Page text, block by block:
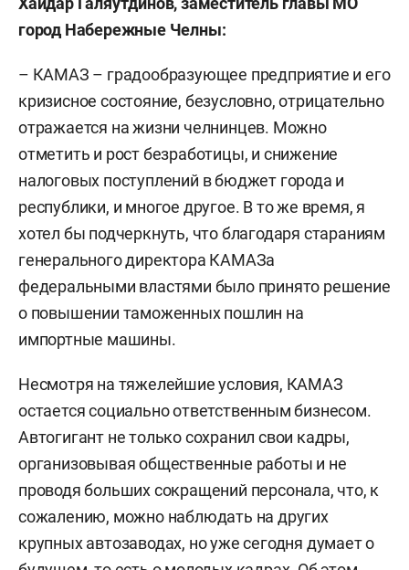
город Набережные Челны:
– КАМАЗ – градообразующее предприятие и его
кризисное состояние, безусловно, отрицательно
отражается на жизни челнинцев. Можно
отметить и рост безработицы, и снижение
налоговых поступлений в бюджет города и
республики, и многое другое. В то же время, я
хотел бы подчеркнуть, что благодаря стараниям
генерального директора КАМАЗа
федеральными властями было принято решение
о повышении таможенных пошлин на
импортные машины.
Несмотря на тяжелейшие условия, КАМАЗ
остается социально ответственным бизнесом.
Автогигант не только сохранил свои кадры,
организовывая общественные работы и не
проводя больших сокращений персонала, что, к
сожалению, можно наблюдать на других
крупных автозаводах, но уже сегодня думает о